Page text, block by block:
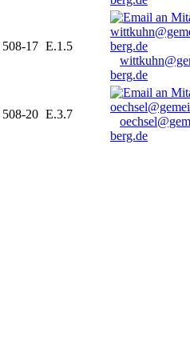
17 E.1.5
berg.de
20 E.3.7
berg.de